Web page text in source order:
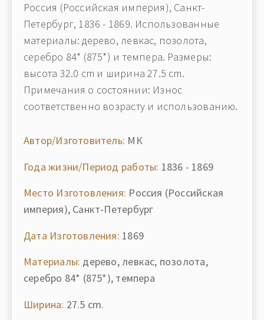
Россия (Российская империя), Санкт-
Петербург, 1836 - 1869. Использованные
материалы: дерево, левкас, позолота,
серебро 84* (875*) и темпера. Размеры:
высота 32.0 cm и ширина 27.5 cm.
Примечания о состоянии: Износ
соответственно возрасту и использованию.
Автор/Изготовитель: МК
Года жизни/Период работы: 1836 - 1869
Место Изготовления: Россия (Российская
империя), Санкт-Петербург
Дата Изготовления: 1869
Материалы: дерево, левкас, позолота,
серебро 84* (875*), темпера
Ширина: 27.5 cm.